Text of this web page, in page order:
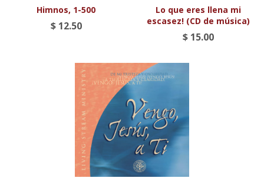
Himnos, 1-500
$ 12.50
Lo que eres llena mi
escasez! (CD de música)
$ 15.00